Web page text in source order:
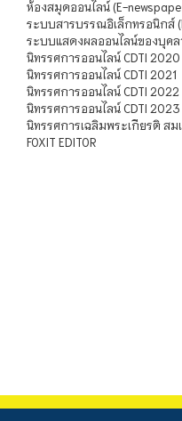
ห้องสมุดออนไลน์ (E-
ระบบสารบรรณอิเล็กทรอนิกส์
ระบบแสดงผลออนไลน์ของบุคล
นิทรรศการออนไลน์ CDTI 2020
นิทรรศการออนไลน์ CDTI 2021
นิทรรศการออนไลน์ CDTI 2022
นิทรรศการออนไลน์ CDTI 2023
นิทรรศการเฉลิมพระเกียรติ ส
FOXIT EDITOR